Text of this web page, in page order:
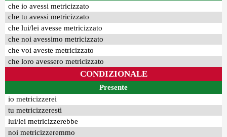
che io avessi metricizzato
che tu avessi metricizzato
che lui/lei avesse metricizzato
che noi avessimo metricizzato
che voi aveste metricizzato
che loro avessero metricizzato
CONDIZIONALE
Presente
io metricizzerei
tu metricizzeresti
lui/lei metricizzerebbe
noi metricizzeremmo